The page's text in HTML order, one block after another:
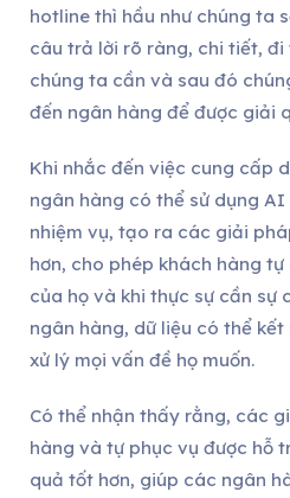
hotline thì hầu như chúng ta
câu trả lời rõ ràng, chi tiết,
chúng ta cần và sau đó
đến ngân hàng để được giải
Khi nhắc đến việc cung cấp
ngân hàng có thể sử dụng
nhiệm vụ, tạo ra các giải
hơn, cho phép khách hàng
của họ và khi thực sự cần sự
ngân hàng, dữ liệu có thể
xử lý mọi vấn đề họ muốn.
Có thể nhận thấy rằng, các
hàng và tự phục vụ được hỗ
quả tốt hơn, giúp các ngân